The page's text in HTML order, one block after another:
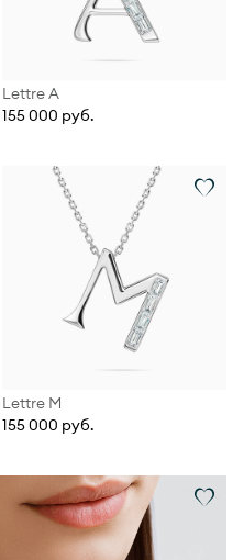
Lettre А
155 000 руб.
Lettre М
155 000 руб.